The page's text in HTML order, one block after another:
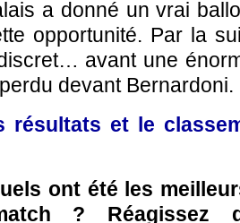
a donné un vrai
opportunité. Par la
avant une
devant Bernardoni.
résultats et le
ont été les
? Réagissez